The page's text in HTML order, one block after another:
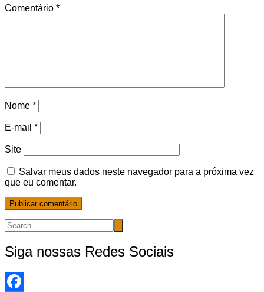
Comentário *
Nome *
E-mail *
Site
Salvar meus dados neste navegador para a próxima vez
que eu comentar.
Siga nossas Redes Sociais